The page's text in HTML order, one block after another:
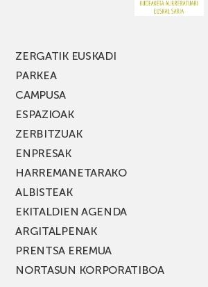
ZERGATIK EUSKADI
PARKEA
CAMPUSA
ESPAZIOAK
ZERBITZUAK
ENPRESAK
HARREMANETARAKO
ALBISTEAK
EKITALDIEN AGENDA
ARGITALPENAK
PRENTSA EREMUA
NORTASUN KORPORATIBOA